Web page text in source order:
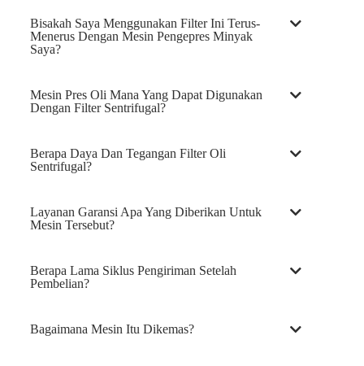
Bisakah Saya Menggunakan Filter Ini Terus-
Menerus Dengan Mesin Pengepres Minyak
Saya?
Mesin Pres Oli Mana Yang Dapat Digunakan
Dengan Filter Sentrifugal?
Berapa Daya Dan Tegangan Filter Oli
Sentrifugal?
Layanan Garansi Apa Yang Diberikan Untuk
Mesin Tersebut?
Berapa Lama Siklus Pengiriman Setelah
Pembelian?
Bagaimana Mesin Itu Dikemas?